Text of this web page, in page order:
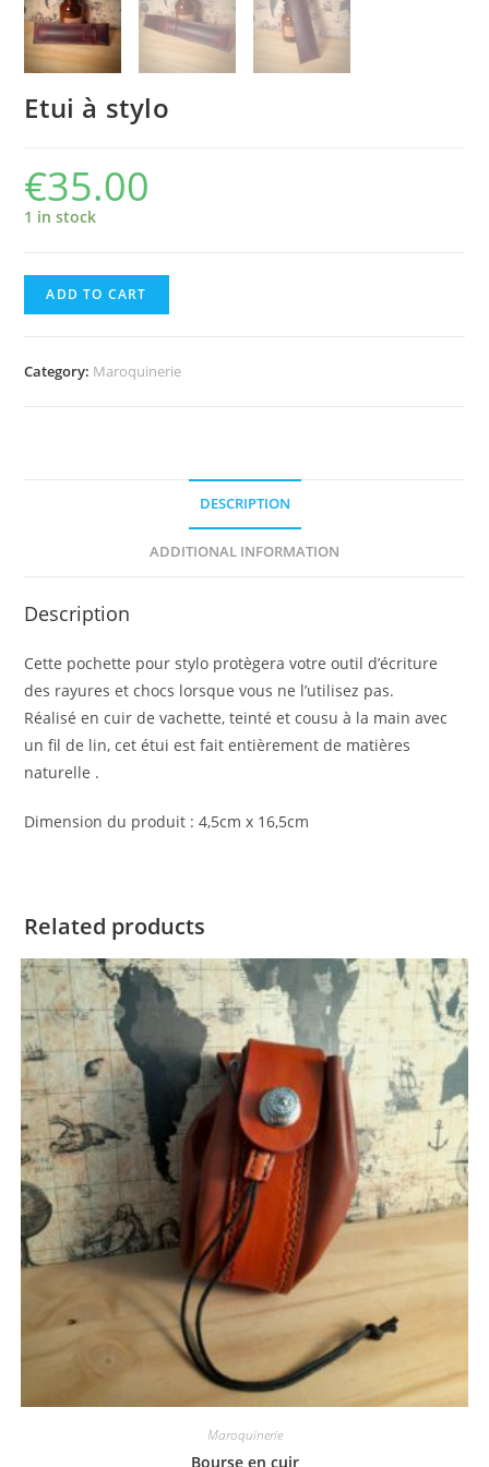
Etui à stylo
€35.00
1 in stock
ADD TO CART
Category: Maroquinerie
DESCRIPTION
ADDITIONAL INFORMATION
Description
Cette pochette pour stylo protègera votre outil d’écriture
des rayures et chocs lorsque vous ne l’utilisez pas.
Réalisé en cuir de vachette, teinté et cousu à la main avec
un fil de lin, cet étui est fait entièrement de matières
naturelle .
Dimension du produit : 4,5cm x 16,5cm
Related products
Maroquinerie
Bourse en cuir